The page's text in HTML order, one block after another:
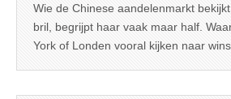
Wie de Chinese aandelenmarkt
bril, begrijpt haar vaak maar half.
York of Londen vooral kijken naar